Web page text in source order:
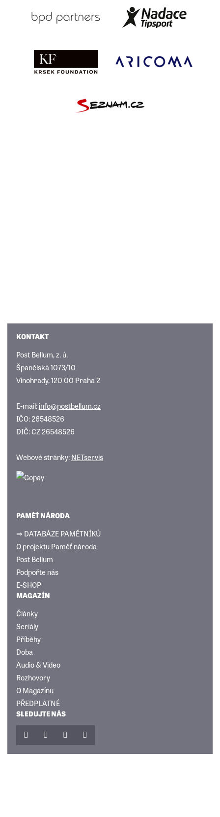
KONTAKT
Post Bellum, z. ú.
Španělská 1073/10
Vinohrady, 120 00 Praha 2
E-mail:info@postbellum.cz
IČO: 26548526
DIČ: CZ 26548526
Webové stránky:NETservis
PAMĚŤ NÁRODA
⇒ DATABÁZE PAMĚTNÍKŮ
O projektu Paměť národa
Post Bellum
Podpořte nás
E-SHOP
MAGAZÍN
Články
Seriály
Příběhy
Doba
Audio & Video
Rozhovory
O Magazínu
PŘEDPLATNÉ
SLEDUJTE NÁS